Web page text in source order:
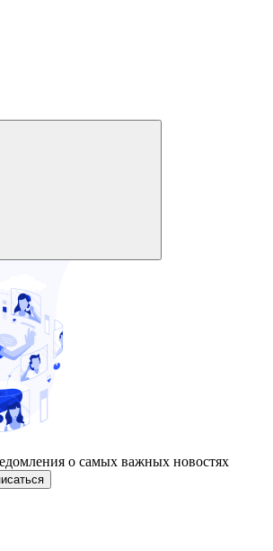
о самых важных новостях